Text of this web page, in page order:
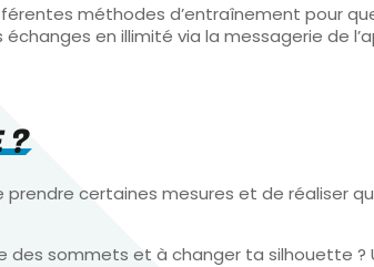
méthodes d’entraînement pour
en illimité via la messagerie de
?
certaines mesures et de réaliser
sommets et à changer ta silhouette ?